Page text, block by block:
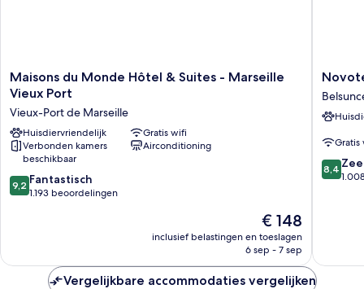
Maisons
du
Hôtel
&
Suites
Marseille
Vieux
Marseille
Maisons du Monde Hôtel & Suites - Marseille
Vieux Port
Vieux-Port de Marseille
Huisdiervriendelijk
Gratis wifi
Verbonden kamers
beschikbaar
Airconditioning
9.2
van
9,2 Fantastisch
1.193 beoordelingen
De
prijs
is
€ 148
inclusief belastingen en toeslagen
6 sep - 7 sep
Novotel
Centre
Gare
Gratis
8.4
van
8,4
Vergelijkbare accommodaties vergelijken